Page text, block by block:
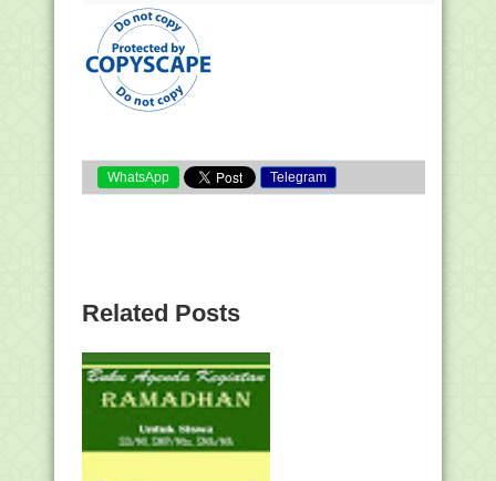
WhatsApp Telegram
Related Posts